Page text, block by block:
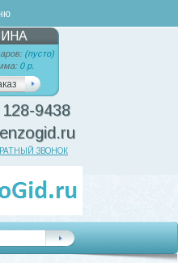
(пусто)
0 р.
9438
ЗВОНОК